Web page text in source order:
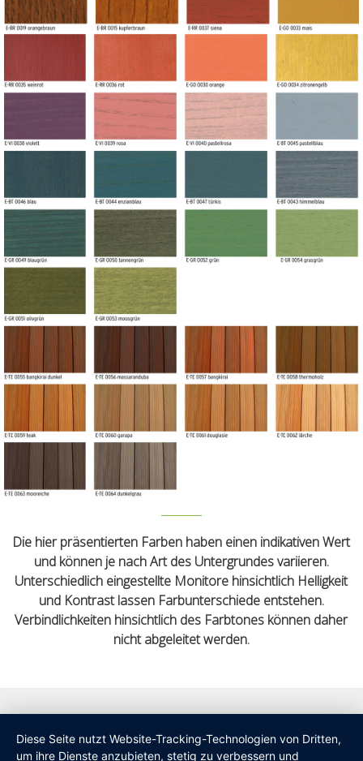
Die hier präsentierten Farben haben einen indikativen Wert
und können je nach Art des Untergrundes variieren.
Unterschiedlich eingestellte Monitore hinsichtlich Helligkeit
und Kontrast lassen Farbunterschiede entstehen.
Verbindlichkeiten hinsichtlich des Farbtones können daher
nicht abgeleitet werden.
Diese Seite nutzt Website-Tracking-Technologien von Dritten,
um ihre Dienste anzubieten, stetig zu verbessern und